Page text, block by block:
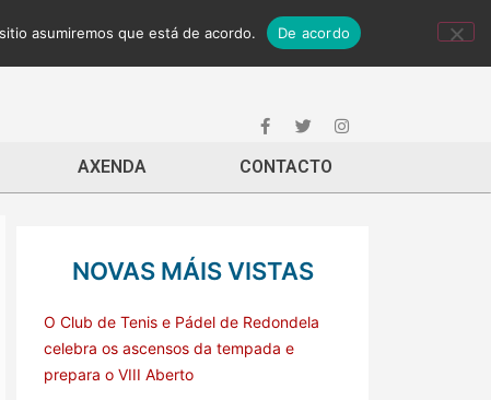
AXENDA CONTACTO
NOVAS MÁIS VISTAS
O Club de Tenis e Pádel de Redondela
celebra os ascensos da tempada e
prepara o VIII Aberto
asumiremos que está de acordo. De acordo